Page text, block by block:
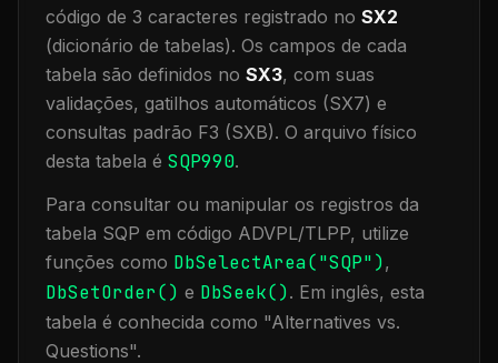
código de 3 caracteres registrado no SX2
(dicionário de tabelas). Os campos de cada
tabela são definidos no SX3, com suas
validações, gatilhos automáticos (SX7) e
consultas padrão F3 (SXB). O arquivo físico
desta tabela é SQP990.
Para consultar ou manipular os registros da
tabela SQP em código ADVPL/TLPP, utilize
funções como DbSelectArea("SQP"),
DbSetOrder() e DbSeek(). Em inglês, esta
tabela é conhecida como "Alternatives vs.
Questions".